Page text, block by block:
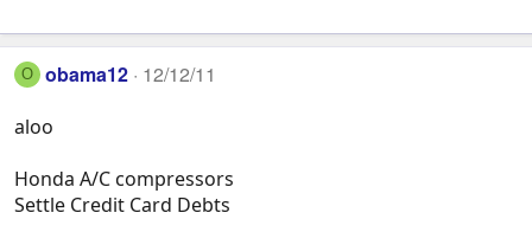
O obama12 12/12/11
aloo
Honda A/C compressors
Settle Credit Card Debts